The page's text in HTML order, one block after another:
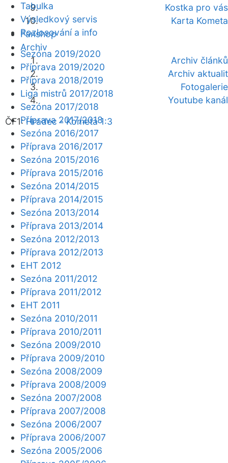
Kostka pro vás
Karta Kometa
Fanshop
Archiv
Archiv článků
Archiv aktualit
Fotogalerie
Youtube kanál
ČF1:Hradec - Kometa 1:3
Tabulka
Výsledkový servis
Rozlosování a info
Sezóna 2019/2020
Příprava 2019/2020
Příprava 2018/2019
Liga mistrů 2017/2018
Sezóna 2017/2018
Příprava 2017/2018
Sezóna 2016/2017
Příprava 2016/2017
Sezóna 2015/2016
Příprava 2015/2016
Sezóna 2014/2015
Příprava 2014/2015
Sezóna 2013/2014
Příprava 2013/2014
Sezóna 2012/2013
Příprava 2012/2013
EHT 2012
Sezóna 2011/2012
Příprava 2011/2012
EHT 2011
Sezóna 2010/2011
Příprava 2010/2011
Sezóna 2009/2010
Příprava 2009/2010
Sezóna 2008/2009
Příprava 2008/2009
Sezóna 2007/2008
Příprava 2007/2008
Sezóna 2006/2007
Příprava 2006/2007
Sezóna 2005/2006